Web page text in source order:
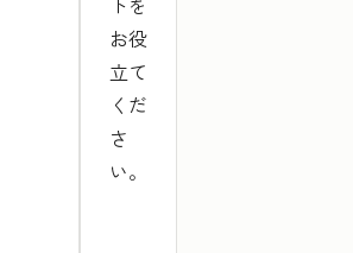
お役
立て
くだ
さ
い。